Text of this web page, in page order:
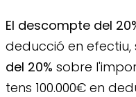
El descompte del
deducció en efectiu,
del 20% sobre
tens 100.000€ en